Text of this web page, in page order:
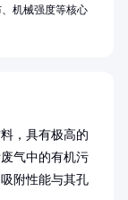
，具有极高的
气中的有机污
附性能与其孔
机械强度等核心